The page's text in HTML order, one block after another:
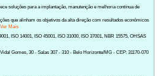
soluções para a implantação, manutenção e melhoria contínua de
que alinham os objetivos da alta direção com resultados econômicos
Ver Mais
ISO 14001, ISO 45001, ISO 31000, ISO 37001, NBR 15575, OHSAS
Gomes, 30 - Salas 307 - 310 - Belo Horizonte/MG - CEP: 31170-070